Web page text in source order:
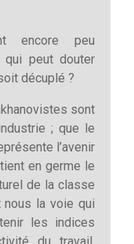
encore peu
qui peut douter
décuplé ?
sont
; que le
l’avenir
en germe le
de la classe
nous la voie qui
les indices